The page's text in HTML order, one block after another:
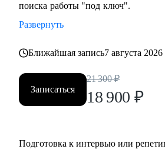
поиска работы "под ключ".
Развернуть
Ближайшая запись7 августа 2026
Записаться
21 300 ₽
18 900 ₽
Подготовка к интервью или